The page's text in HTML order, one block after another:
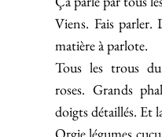
Viens. Fais
matière à parlote.
Tous les trous
roses. Grands
doigts détaillés. Et